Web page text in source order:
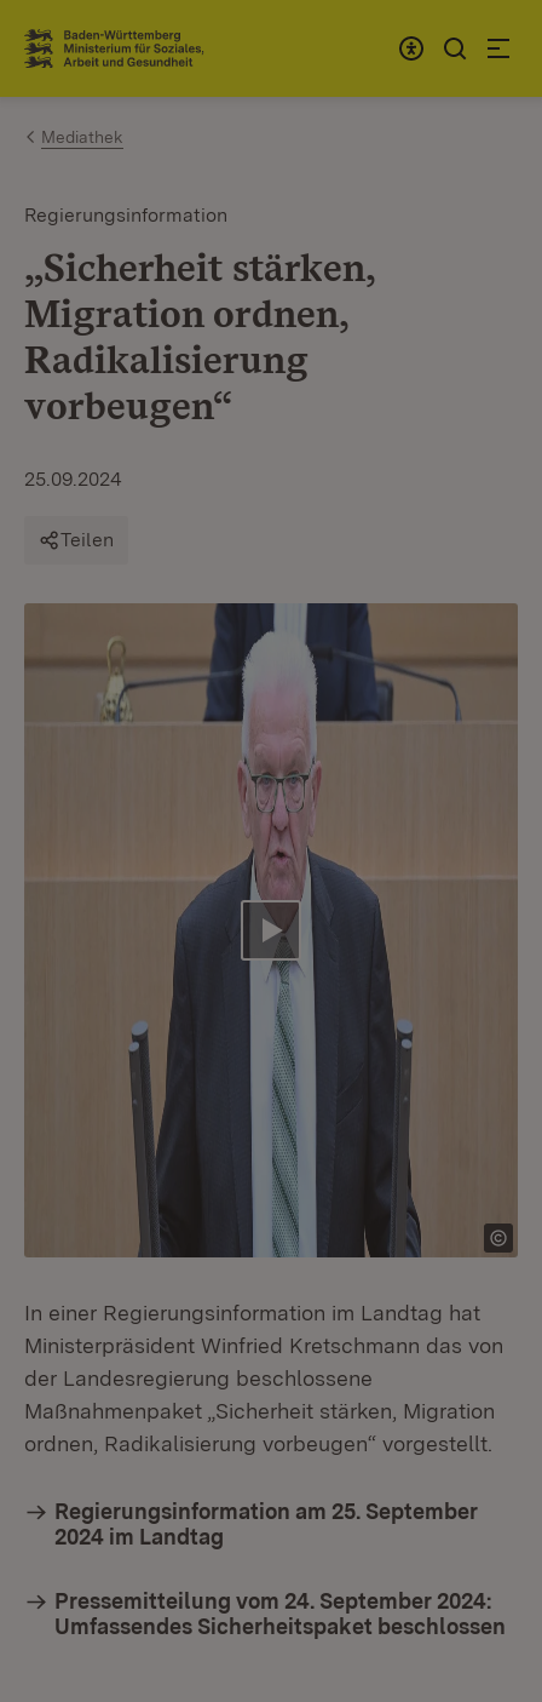
Zum Inhalt springen
Link zur Startseite
Mediathek
Regierungsinformation
„Sicherheit stärken,
Migration ordnen,
Radikalisierung
vorbeugen“
25.09.2024
Teilen
Video abspielen
In einer Regierungsinformation im Landtag hat
Ministerpräsident Winfried Kretschmann das von
der Landesregierung beschlossene
Maßnahmenpaket „Sicherheit stärken, Migration
ordnen, Radikalisierung vorbeugen“ vorgestellt.
Regierungsinformation am 25. September
2024 im Landtag
Pressemitteilung vom 24. September 2024:
Umfassendes Sicherheitspaket beschlossen